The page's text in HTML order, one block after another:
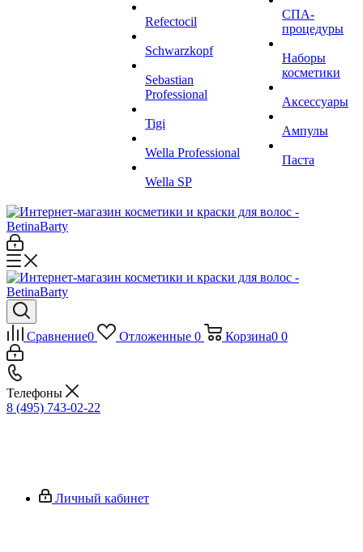
Refectocil
Schwarzkopf
Sebastian
Professional
Tigi
Wella Professional
Wella SP
СПА-
процедуры
Наборы
косметики
Аксессуары
Ампулы
Паста
Сравнение0 Отложенные 0 Корзина0 0
Телефоны
8 (495) 743-02-22
Личный кабинет